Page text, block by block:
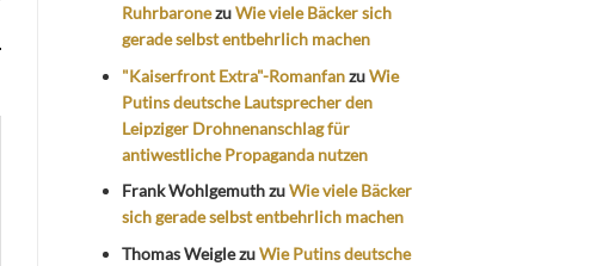
RuhrbaronezuWie viele Bäcker sich
gerade selbst entbehrlich machen
"Kaiserfront Extra"-RomanfanzuWie
Putins deutsche Lautsprecher den
Leipziger Drohnenanschlag für
antiwestliche Propaganda nutzen
Frank WohlgemuthzuWie viele Bäcker
sich gerade selbst entbehrlich machen
Thomas WeiglezuWie Putins deutsche